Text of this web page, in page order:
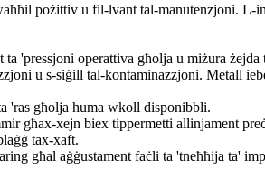
pożittiv u fil-lvant tal-manutenzjoni. L-
'pressjoni operattiva għolja u miżura żejda
u s-siġill tal-kontaminazzjoni. Metall
'ras għolja huma wkoll disponibbli.
għax-xejn biex tippermetti allinjament
tax-xaft.
għal aġġustament faċli ta 'tneħħija ta'